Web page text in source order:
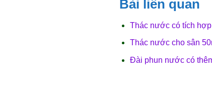
Bài liên quan
Thác nước có tích
Thác nước cho sân
Đài phun nước có